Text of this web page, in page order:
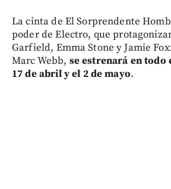
La cinta de El Sorprendente
poder de Electro, que
Garfield, Emma Stone y Jamie
Marc Webb, se estrenará en todo
17 de abril y el 2 de mayo.